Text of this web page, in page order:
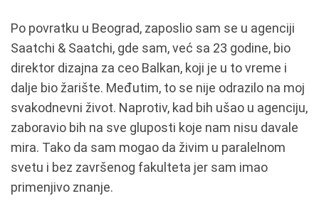
Po povratku u Beograd, zaposlio sam se u agenciji
Saatchi & Saatchi, gde sam, već sa 23 godine, bio
direktor dizajna za ceo Balkan, koji je u to vreme i
dalje bio žarište. Međutim, to se nije odrazilo na moj
svakodnevni život. Naprotiv, kad bih ušao u agenciju,
zaboravio bih na sve gluposti koje nam nisu davale
mira. Tako da sam mogao da živim u paralelnom
svetu i bez završenog fakulteta jer sam imao
primenjivo znanje.